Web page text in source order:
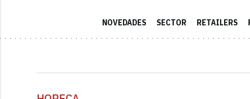
NOVEDADES SECTOR RETAILERS